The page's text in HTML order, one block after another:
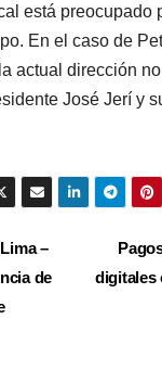
está preocupado
En el caso de
actual dirección no
José Jerí y
digitales
–
de